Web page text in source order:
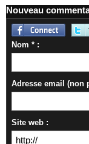
Nouveau
Nom * :
Adresse email (non
Site web :